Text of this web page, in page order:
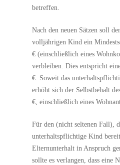
betreffen.
Nach den neuen Sätzen soll
volljährigen Kind ein
€ (einschließlich eines
verbleiben. Dies entspricht
€. Soweit das
erhöht sich der Selbstbehalt
€, einschließlich eines
Für den (nicht seltenen Fall),
unterhaltspflichtige Kind
Elternunterhalt in Anspruch
sollte es verlangen, dass eine